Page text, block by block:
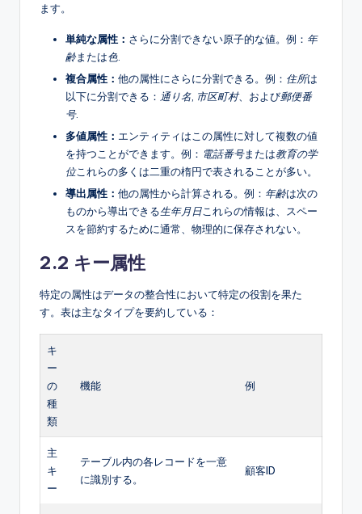
ます。
単純な属性： さらに分割できない原子的な値。例： 年
齢または色
複合属性： 他の属性にさらに分割できる。例： 住所は
以下に分割できる： 通り名 市区町村、および郵便番
号.
多値属性： エンティティはこの属性に対して複数の値
を持つことができます。例： 電話番号または教育の学
位これらの多くは二重の楕円で表されることが多い。
導出属性： 他の属性から計算される。例： 年齢は次の
ものから導出できる生年月日これらの情報は、スペー
スを節約するために通常、物理的に保存されない。
2.2 キー属性
特定の属性はデータの整合性において特定の役割を果た
す。表は主なタイプを要約している：
キ
ー
の
種
類
機能 例
主
キ
ー
テーブル内の各レコードを一意
に識別する。
顧客ID